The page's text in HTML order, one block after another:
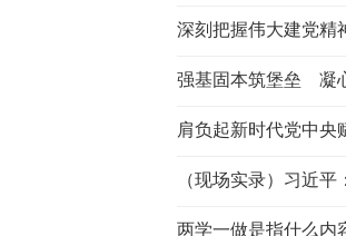
深刻把握伟大建党精
强基固本筑堡垒 凝
肩负起新时代党中央
（现场实录）习近
两学一做是指什么内